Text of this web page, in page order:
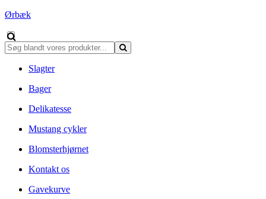
Ørbæk
Slagter
Bager
Delikatesse
Mustang cykler
Blomsterhjørnet
Kontakt os
Gavekurve